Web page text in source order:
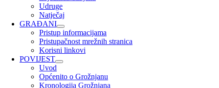
Udruge
Natječaj
GRAĐANI
Pristup informacijama
Pristupačnost mrežnih stranica
Korisni linkovi
POVIJEST
Uvod
Općenito o Grožnjanu
Kronologija Grožnjana